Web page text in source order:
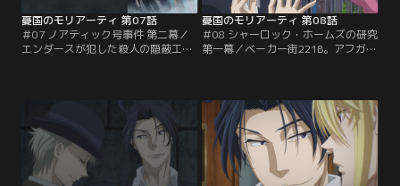
憂国のモリアーティ 第07話
＃07 ノアティック号事件 第二幕／
エンダースが犯した殺人の隠蔽工作
備は着々と進められていた。船内に
作られた豪華な劇場で、世界初の船
上バレエの上演が始まった。そして
その裏で、犯罪劇の幕も切って落と
される…！ウィリアム達に翻弄され
たエンダースは…。
憂国のモリアーティ 第08話
＃08 シャーロック・ホームズの研究
第一幕／ベーカー街221B。アフガン
た。しかし出会って早々、なぜかシ
ャーロックがドレッバー伯爵殺害容
疑で逮捕されてしまう！現場には血
文字でシャーロックの名前が残され
ていたほか、証拠品も多数見つかっ
たというのだが…。